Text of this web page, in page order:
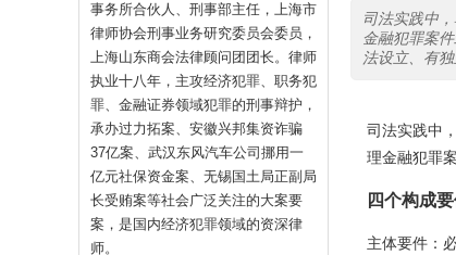
事务所合伙人、刑事部主任，上海市
律师协会刑事业务研究委员会委员，
上海山东商会法律顾问团团长。律师
执业十八年，主攻经济犯罪、职务犯
罪、金融证券领域犯罪的刑事辩护，
承办过力拓案、安徽兴邦集资诈骗
37亿案、武汉东风汽车公司挪用一
亿元社保资金案、无锡国土局正副局
长受贿案等社会广泛关注的大案要
案，是国内经济犯罪领域的资深律
师。
司法实践中
金融犯罪案
法设立、有
司法实践中
理金融犯罪
四个构成
主体要件：